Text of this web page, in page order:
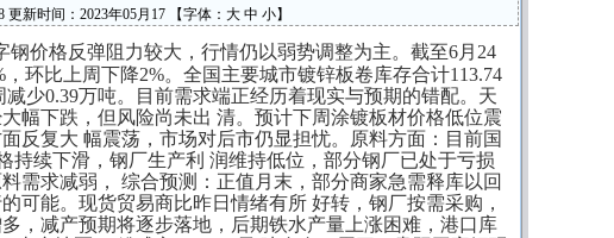
更新时间：2023年05月17 【字体： 大 中 小】
钢价格反弹阻力较大，行情仍以弱势调整为主。截至6月24
环比上周下降2%。全国主要城市镀锌板卷库存合计113.74
少0.39万吨。目前需求端正经历着现实与预期的错配。天
幅下跌，但风险尚未出 清。预计下周涂镀板材价格低位震
反复大 幅震荡，市场对后市仍显担忧。原料方面：目前国
持续下滑，钢厂生产利 润维持低位，部分钢厂已处于亏损
需求减弱， 综合预测：正值月末，部分商家急需释库以回
可能。 现货贸易商比昨日情绪有所 好转，钢厂按需采购，
，减产预期将逐步落地，后期铁水产量上涨困难，港口库